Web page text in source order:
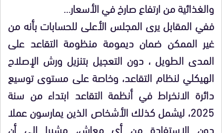
والغذائية من ارتفاع صارخ في الأسعار…
ففي المقابل يرى المجلس الأعلى للحسابات بأنه من
غير الممكن ضمان ديمومة منظومة التقاعد على
المدى الطويل ، دون التعجيل بتنزيل ورش الإصلاح
الهيكلي لنظام التقاعد، وخاصة على مستوى توسيع
دائرة الانخراط في أنظمة التقاعد ابتداء من سنة
2025، ليشمل كذلك الأشخاص الذين يمارسون عملا
دون الاستفادة من أي معاش، مشيرا إلى أن